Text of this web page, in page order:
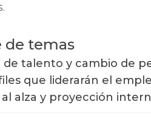
de temas
de talento y cambio de
que liderarán el
al alza y proyección